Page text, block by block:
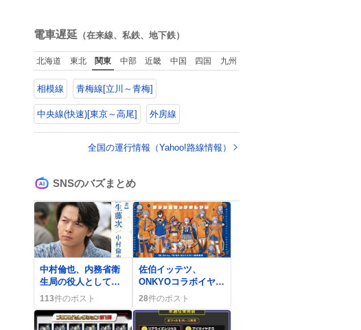
国回ったけど、旅行
先で必ずマグネット
を買い、今は家の冷
蔵庫に貼ってる。 交
換留学が終わって1年
経つけどそれぞれの
マグネットを見る度
に旅の思い出が鮮明
によみがえります。
数
数
電車遅延 （在来線、私鉄、地下鉄）
北海道 東北 関東 中部 近畿 中国 四国 九州
相模線 青梅線[立川～青梅]
中央線(快速)[東京～高尾] 外房線
全国の運行情報（Yahoo!路線情報）
SNSのバズまとめ
中村倫也、内務省衛
生局の役人として登
場 スーツ姿が“かっ
こいい”と話題に
113件のポスト
佐伯イッテツ、
ONKYOコラボイヤホ
ン到着でファン歓喜
「かわいい」称賛続
28件のポスト